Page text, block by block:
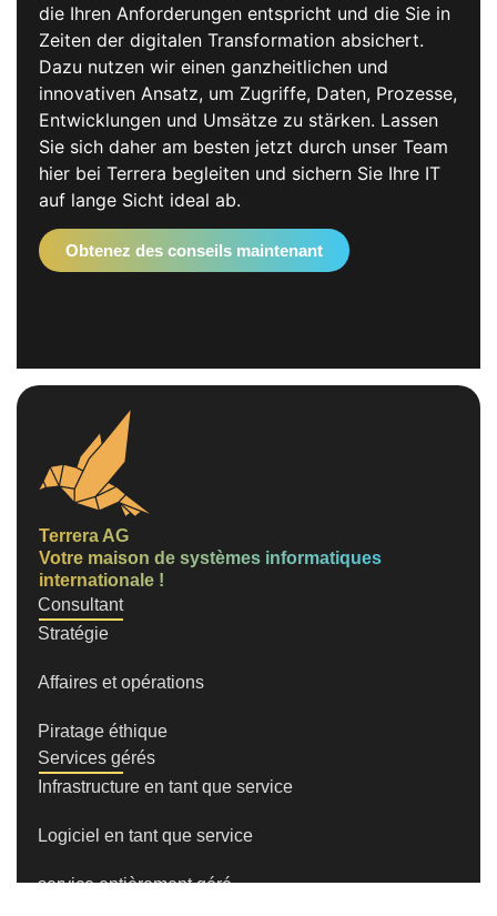
die Ihren Anforderungen entspricht und die Sie in
Zeiten der digitalen Transformation absichert.
Dazu nutzen wir einen ganzheitlichen und
innovativen Ansatz, um Zugriffe, Daten, Prozesse,
Entwicklungen und Umsätze zu stärken. Lassen
Sie sich daher am besten jetzt durch unser Team
hier bei Terrera begleiten und sichern Sie Ihre IT
auf lange Sicht ideal ab.
Obtenez des conseils maintenant
Terrera AG
Votre maison de systèmes informatiques
internationale !
Consultant
Stratégie
Affaires et opérations
Piratage éthique
Services gérés
Infrastructure en tant que service
Logiciel en tant que service
service entièrement géré